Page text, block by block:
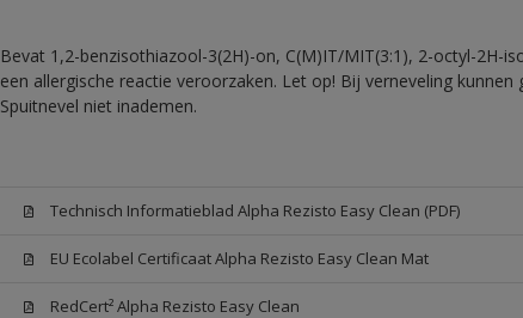
Bevat 1,2-benzisothiazool-3(2H)-on, C(M)IT/MIT(3:1), 2-octyl-2H-
een allergische reactie veroorzaken. Let op! Bij verneveling
Spuitnevel niet inademen.
Technisch Informatieblad Alpha Rezisto Easy Clean (PDF)
EU Ecolabel Certificaat Alpha Rezisto Easy Clean Mat
RedCert² Alpha Rezisto Easy Clean